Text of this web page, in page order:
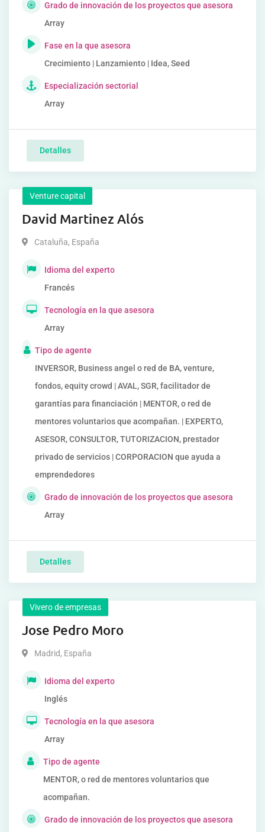
Grado de innovación de los proyectos que asesora
Array
Fase en la que asesora
Crecimiento | Lanzamiento | Idea, Seed
Especialización sectorial
Array
Detalles
Venture capital
David Martinez Alós
Cataluña, España
Idioma del experto
Francés
Tecnología en la que asesora
Array
Tipo de agente
INVERSOR, Business angel o red de BA, venture,
fondos, equity crowd | AVAL, SGR, facilitador de
garantías para financiación | MENTOR, o red de
mentores voluntarios que acompañan. | EXPERTO,
ASESOR, CONSULTOR, TUTORIZACION, prestador
privado de servicios | CORPORACION que ayuda a
emprendedores
Grado de innovación de los proyectos que asesora
Array
Detalles
Vivero de empresas
Jose Pedro Moro
Madrid, España
Idioma del experto
Inglés
Tecnología en la que asesora
Array
Tipo de agente
MENTOR, o red de mentores voluntarios que
acompañan.
Grado de innovación de los proyectos que asesora